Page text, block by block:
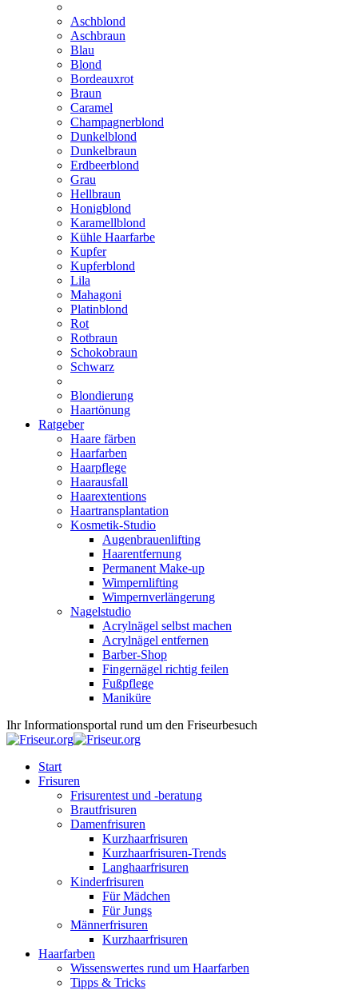
Aschblond
Aschbraun
Blau
Blond
Bordeauxrot
Braun
Caramel
Champagnerblond
Dunkelblond
Dunkelbraun
Erdbeerblond
Grau
Hellbraun
Honigblond
Karamellblond
Kühle Haarfarbe
Kupfer
Kupferblond
Lila
Mahagoni
Platinblond
Rot
Rotbraun
Schokobraun
Schwarz
Blondierung
Haartönung
Ratgeber
Haare färben
Haarfarben
Haarpflege
Haarausfall
Haarextentions
Haartransplantation
Kosmetik-Studio
Augenbrauenlifting
Haarentfernung
Permanent Make-up
Wimpernlifting
Wimpernverlängerung
Nagelstudio
Acrylnägel selbst machen
Acrylnägel entfernen
Barber-Shop
Fingernägel richtig feilen
Fußpflege
Maniküre
Ihr Informationsportal rund um den Friseurbesuch
Start
Frisuren
Frisurentest und -beratung
Brautfrisuren
Damenfrisuren
Kurzhaarfrisuren
Kurzhaarfrisuren-Trends
Langhaarfrisuren
Kinderfrisuren
Für Mädchen
Für Jungs
Männerfrisuren
Kurzhaarfrisuren
Haarfarben
Wissenswertes rund um Haarfarben
Tipps & Tricks